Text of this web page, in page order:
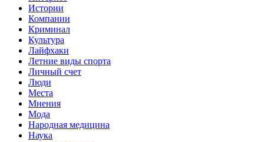
Истории
Компании
Криминал
Культура
Лайфхаки
Летние виды спорта
Личный счет
Люди
Места
Мнения
Мода
Народная медицина
Наука